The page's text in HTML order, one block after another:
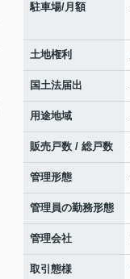
駐車場/月額
土地権利
国土法届出
用途地域
販売戸数 / 総戸数
管理形態
管理員の勤務形態
管理会社
取引態様